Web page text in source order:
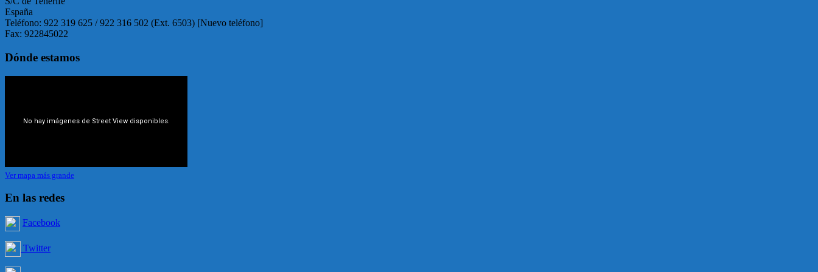
España
Teléfono: 922 319 625 / 922 316 502 (Ext. 6503) [Nuevo teléfono]
Fax: 922845022
Dónde estamos
Ver mapa más grande
En las redes
Facebook
Twitter